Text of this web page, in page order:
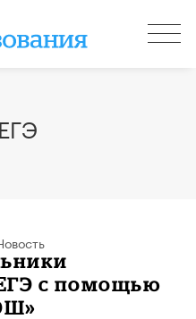
ЕГЭ
с помощью